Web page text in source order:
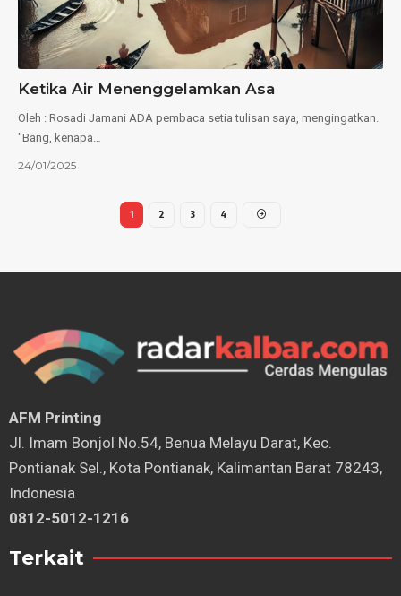
Ketika Air Menenggelamkan Asa
Oleh : Rosadi Jamani ADA pembaca setia tulisan saya, mengingatkan.
"Bang, kenapa…
24/01/2025
1 2 3 4
AFM Printing
⁠Jl. Imam Bonjol No.54, Benua Melayu Darat, Kec.
Pontianak Sel., Kota Pontianak, Kalimantan Barat 78243,
Indonesia
0812-5012-1216
Terkait